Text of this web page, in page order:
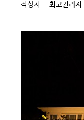
작성자 최고관리자